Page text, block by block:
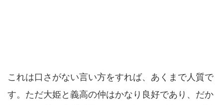
これは口さがない言い方をすれば、あくまで人質で
す。ただ大姫と義高の仲はかなり良好であり、だか